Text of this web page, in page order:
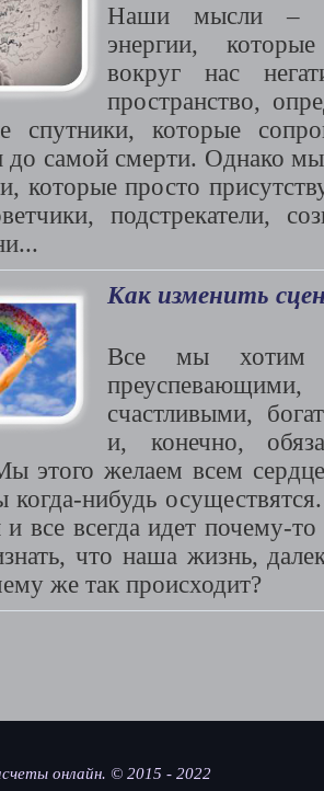
Наши мысли –
энергии,
вокруг нас
пространство,
спутники, которые
до самой смерти. Однако
которые просто
подстрекатели,
Как изменить
Все мы хотим
счастливыми,
и, конечно,
этого желаем всем
нибудь
все всегда идет почему-
что наша жизнь,
же так происходит?
онлайн. © 2015 - 2022